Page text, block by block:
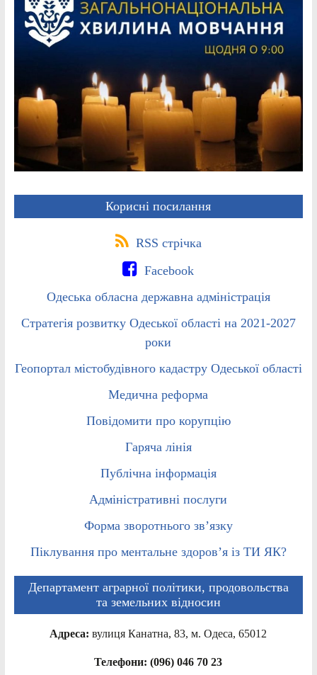
Корисні посилання
RSS стрічка
Facebook
Одеська обласна державна адміністрація
Стратегія розвитку Одеської області на 2021-2027
роки
Геопортал містобудівного кадастру Одеської області
Медична реформа
Повідомити про корупцію
Гаряча лінія
Публічна інформація
Адміністративні послуги
Форма зворотнього зв’язку
Піклування про ментальне здоров’я із ТИ ЯК?
Департамент аграрної політики, продовольства
та земельних відносин
Адреса: вулиця Канатна, 83, м. Одеса, 65012
Телефони: (096) 046 70 23